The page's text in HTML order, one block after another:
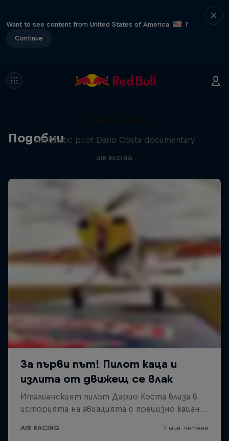
Want to see content from United States of America
?
Continue
Подобни
Aerobatic pilot Dario Costa documentary
AIR RACING